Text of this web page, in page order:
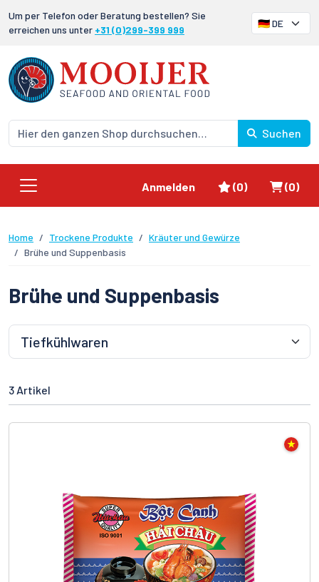
Um per Telefon oder Beratung bestellen? Sie
erreichen uns unter +31 (0)299-399 999
Suchen
Anmelden Favoriten
(0) (0)
Home Trockene Produkte
Kräuter und Gewürze
Brühe und Suppenbasis
Brühe und Suppenbasis
3 Artikel